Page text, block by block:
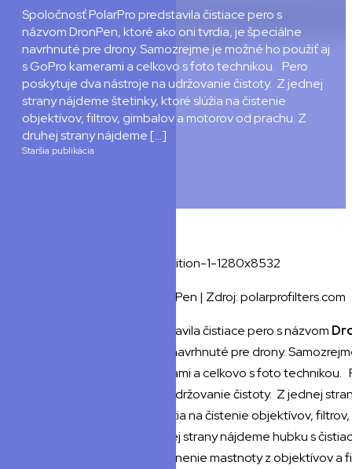
Spoločnosť PolarPro predstavila čistiace pero s
názvom DronPen, ktoré ako oni tvrdia, je špeciálne
navrhnuté pre drony. Samozrejme je možné ho použiť aj
s GoPro kamerami a celkovo s foto technikou. Pero
poskytuje dva nástroje na udržovanie čistoty. Z jednej
strany nájdeme štetinky, ktoré slúžia na čistenie
objektívov, filtrov, gimbalov a motorov od prachu. Z
druhej strany nájdeme […]
Staršia publikácia
Čistiace pero PolarPro DronPen | Zdroj: polarprofilters.com
Spoločnosť PolarPro predstavila čistiace pero s názvom
špeciálne navrhnuté pre drony.
ho použiť aj s GoPro kamerami a celkovo s foto technikou.
poskytuje dva nástroje na udržovanie čistoty. Z jednej
nájdeme štetinky, ktoré slúžia na čistenie objektívov,
motorov od prachu. Z druhej strany nájdeme hubku s
roztokom, pre lepšie odstránenie mastnoty z objektívov a